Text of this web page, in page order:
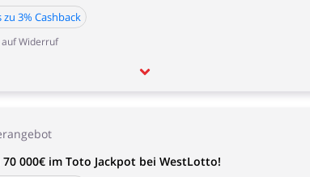
zu 3% Cashback
auf Widerruf
70 000€ im Toto Jackpot bei WestLotto!